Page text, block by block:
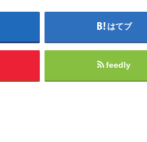
はてブ
feedly